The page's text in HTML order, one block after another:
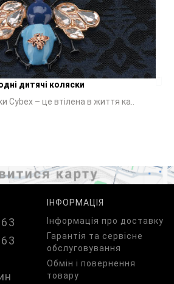
дитячі коляски
Cybex – це втілена в життя ка..
ІНФОРМАЦІЯ
Iнформація про доставку
Гарантія та сервісне
обслуговування
Обмін і повернення
товару